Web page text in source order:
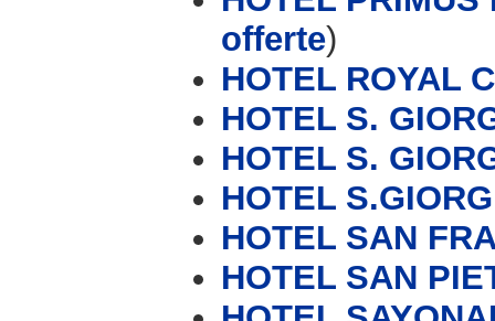
offerte)
HOTEL ROYAL
HOTEL S.
HOTEL S.
HOTEL
HOTEL SAN
HOTEL SAN